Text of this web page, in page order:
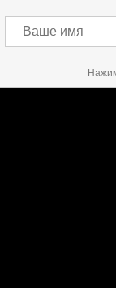
Ваше имя